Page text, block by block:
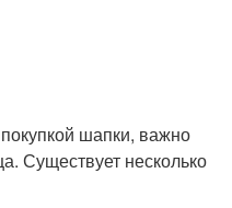
шапки, важно
Существует несколько